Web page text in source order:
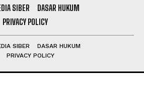
SIBER
DASAR HUKUM
PRIVACY POLICY
SIBER
DASAR HUKUM
PRIVACY POLICY